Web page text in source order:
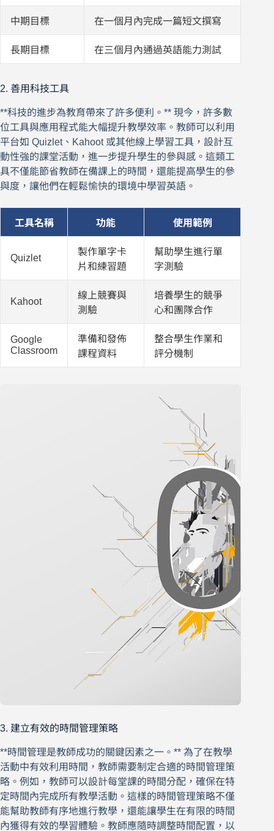
中期目標 在一個月內完成一篇短文撰寫
長期目標 在三個月內通過英語能力測試
2. 善用科技工具
**科技的進步為教育帶來了許多便利。** 現今，許多數
位工具與應用程式能大幅提升教學效率。教師可以利用
平台如 Quizlet、Kahoot 或其他線上學習工具，設計互
動性強的課堂活動，進一步提升學生的參與感。這類工
具不僅能節省教師在備課上的時間，還能提高學生的參
與度，讓他們在輕鬆愉快的環境中學習英語。
工具名稱 功能 使用範例
Quizlet
製作單字卡
片和練習題
幫助學生進行單
字測驗
Kahoot
線上競賽與
測驗
培養學生的競爭
心和團隊合作
Google
Classroom
準備和發佈
課程資料
整合學生作業和
評分機制
3. 建立有效的時間管理策略
**時間管理是教師成功的關鍵因素之一。** 為了在教學
活動中有效利用時間，教師需要制定合適的時間管理策
略。例如，教師可以設計每堂課的時間分配，確保在特
定時間內完成所有教學活動。這樣的時間管理策略不僅
能幫助教師有序地進行教學，還能讓學生在有限的時間
內獲得有效的學習體驗。教師應隨時調整時間配置，以